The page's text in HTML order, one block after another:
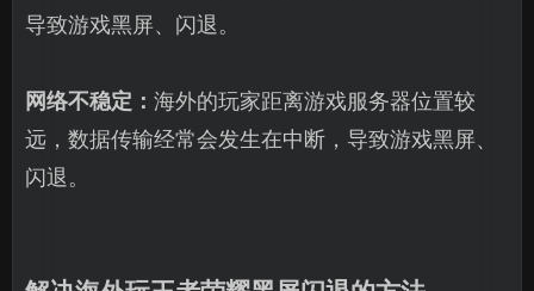
导致游戏黑屏、闪退。
网络不稳定： 海外的玩家距离游戏服务器位置较
远，数据传输经常会发生在中断，导致游戏黑屏、
闪退。